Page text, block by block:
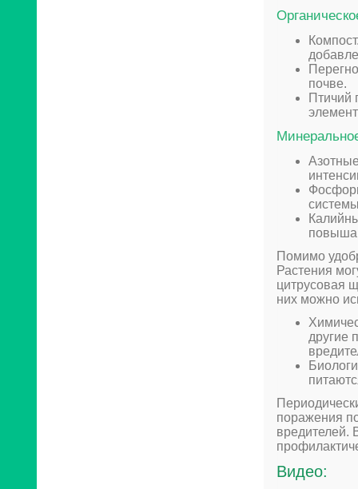
почве.
Птичий
Помимо
Растения
цитрусовая
них можно
другие
поражения
вредителей.
Видео: